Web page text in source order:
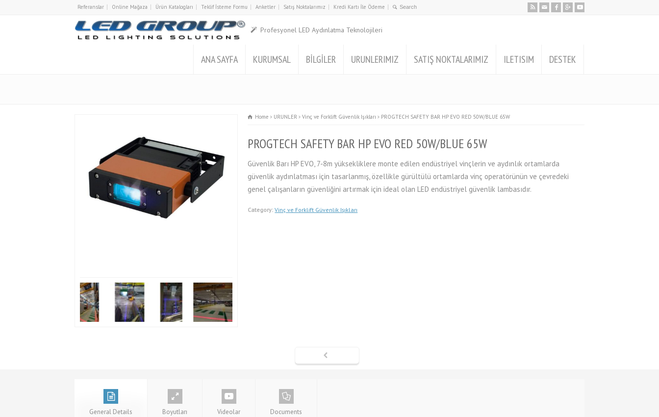
Referanslar Online Mağaza Ürün Katalogları Teklif İsteme Formu Anketler Satış Noktalarımız Kredi Kartı İle Ödeme
Profesyonel LED Aydınlatma Teknolojileri
ANA SAYFA KURUMSAL BİLGİLER URUNLERIMIZ SATIŞ NOKTALARIMIZ ILETISIM DESTEK
Home URUNLER Vinç ve Forklift Güvenlik Işıkları PROGTECH SAFETY BAR HP EVO RED 50W/BLUE 65W
PROGTECH SAFETY BAR HP EVO RED 50W/BLUE 65W
Güvenlik Barı HP EVO, 7-8m yüksekliklere monte edilen endüstriyel vinçlerin ve aydınlık ortamlarda
güvenlik aydınlatması için tasarlanmış, özellikle gürültülü ortamlarda vinç operatörünün ve çevredeki
genel çalışanların güvenliğini artırmak için ideal olan LED endüstriyel güvenlik lambasıdır.
Category: Vinç ve Forklift Güvenlik Işıkları
General Details Boyutları Videolar Documents